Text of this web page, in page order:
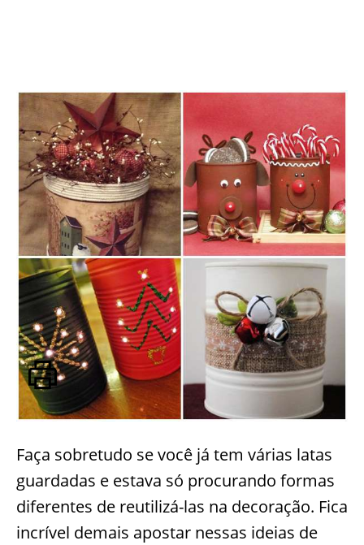
Faça sobretudo se você já tem várias latas
guardadas e estava só procurando formas
diferentes de reutilizá-las na decoração. Fica
incrível demais apostar nessas ideias de